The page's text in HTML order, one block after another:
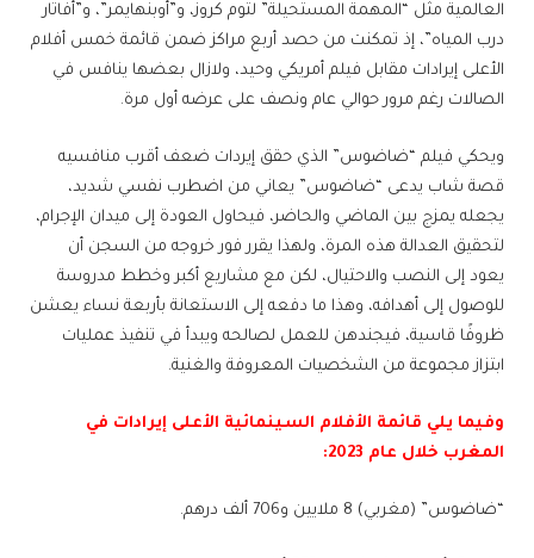
العالمية مثل “المهمة المستحيلة” لتوم كروز، و”أوبنهايمر”، و”أفاتار
درب المياه”، إذ تمكنت من حصد أربع مراكز ضمن قائمة خمس أفلام
الأعلى إيرادات مقابل فيلم أمريكي وحيد، ولازال بعضها ينافس في
الصالات رغم مرور حوالي عام ونصف على عرضه أول مرة.
ويحكي فيلم “ضاضوس” الذي حقق إيردات ضعف أقرب منافسيه
قصة شاب يدعى “ضاضوس” يعاني من اضطرب نفسي شديد،
يجعله يمزج بين الماضي والحاضر، فيحاول العودة إلى ميدان الإجرام،
لتحقيق العدالة هذه المرة، ولهذا يقرر فور خروجه من السجن أن
يعود إلى النصب والاحتيال، لكن مع مشاريع أكبر وخطط مدروسة
للوصول إلى أهدافه، وهذا ما دفعه إلى الاستعانة بأربعة نساء يعشن
ظروفًا قاسية، فيجندهن للعمل لصالحه ويبدأ في تنفيذ عمليات
ابتزاز مجموعة من الشخصيات المعروفة والغنية.
وفيما يلي قائمة الأفلام السينمائية الأعلى إيرادات في
المغرب خلال عام 2023:
“ضاضوس” (مغربي) 8 ملايين و706 ألف درهم.